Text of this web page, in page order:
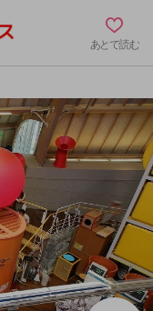
あとで読む